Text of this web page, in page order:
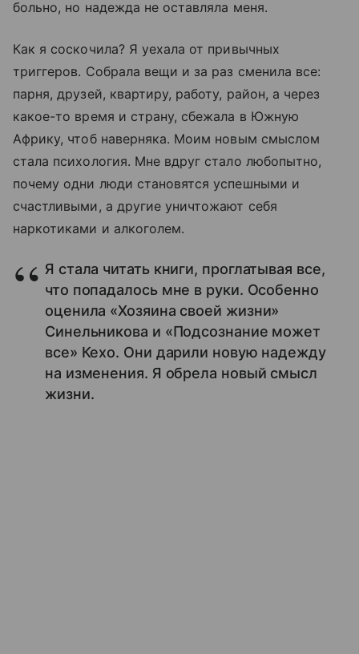
больно, но надежда не оставляла меня.
Как я соскочила? Я уехала от привычных
триггеров. Собрала вещи и за раз сменила все:
парня, друзей, квартиру, работу, район, а через
какое-то время и страну, сбежала в Южную
Африку, чтоб наверняка. Моим новым смыслом
стала психология. Мне вдруг стало любопытно,
почему одни люди становятся успешными и
счастливыми, а другие уничтожают себя
наркотиками и алкоголем.
Я стала читать книги, проглатывая все,
что попадалось мне в руки. Особенно
оценила «Хозяина своей жизни»
Синельникова и «Подсознание может
все» Кехо. Они дарили новую надежду
на изменения. Я обрела новый смысл
жизни.